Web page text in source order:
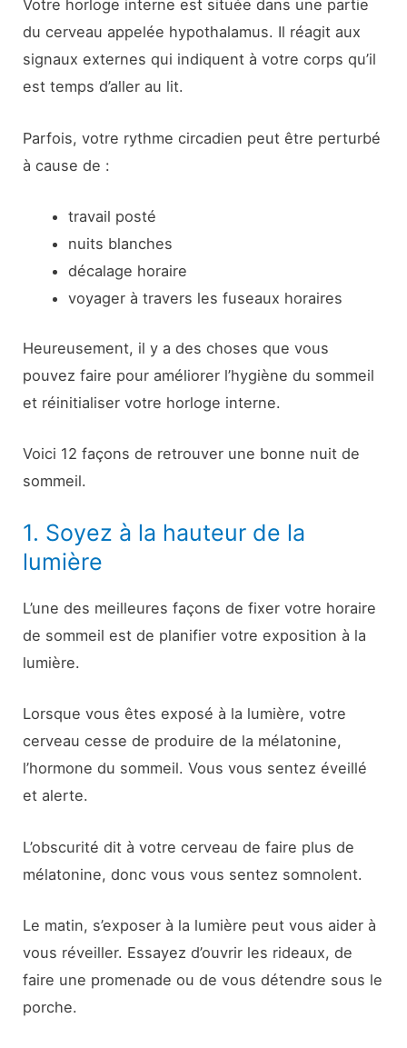
Votre horloge interne est située dans une partie
du cerveau appelée hypothalamus. Il réagit aux
signaux externes qui indiquent à votre corps qu’il
est temps d’aller au lit.
Parfois, votre rythme circadien peut être perturbé
à cause de :
travail posté
nuits blanches
décalage horaire
voyager à travers les fuseaux horaires
Heureusement, il y a des choses que vous
pouvez faire pour améliorer l’hygiène du sommeil
et réinitialiser votre horloge interne.
Voici 12 façons de retrouver une bonne nuit de
sommeil.
1. Soyez à la hauteur de la
lumière
L’une des meilleures façons de fixer votre horaire
de sommeil est de planifier votre exposition à la
lumière.
Lorsque vous êtes exposé à la lumière, votre
cerveau cesse de produire de la mélatonine,
l’hormone du sommeil. Vous vous sentez éveillé
et alerte.
L’obscurité dit à votre cerveau de faire plus de
mélatonine, donc vous vous sentez somnolent.
Le matin, s’exposer à la lumière peut vous aider à
vous réveiller. Essayez d’ouvrir les rideaux, de
faire une promenade ou de vous détendre sous le
porche.